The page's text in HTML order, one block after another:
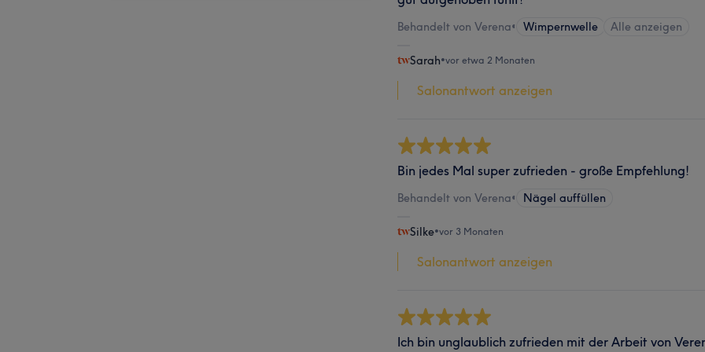
Behandelt von Verena• Wimpernwelle Alle anzeigen
Sarah•vor etwa 2 Monaten
Salonantwort anzeigen
Bin jedes Mal super zufrieden - große Empfehlung!
Behandelt von Verena• Nägel auffüllen
Silke•vor 3 Monaten
Salonantwort anzeigen
Ich bin unglaublich zufrieden mit der Arbeit von